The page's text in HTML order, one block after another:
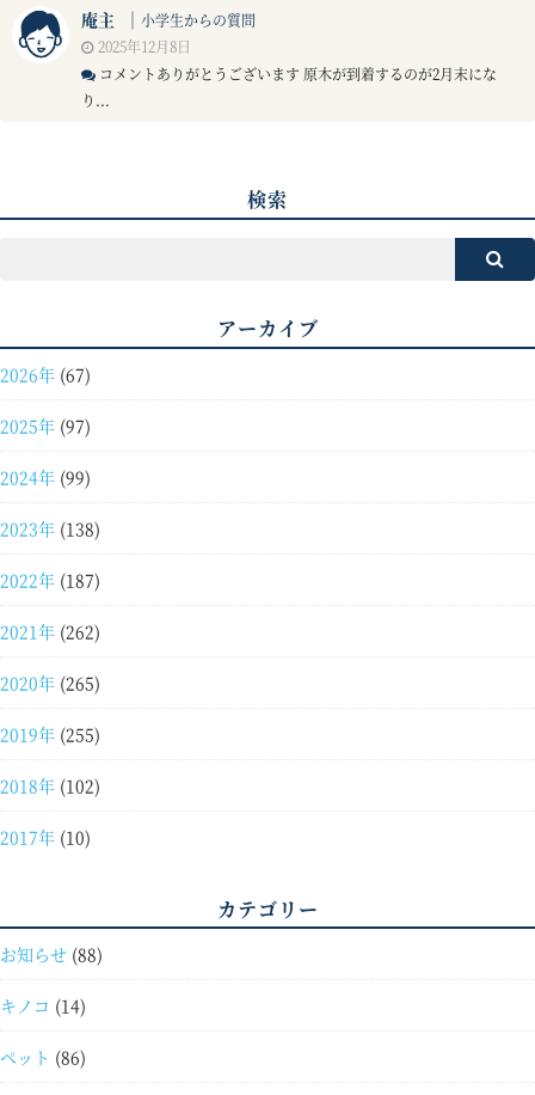
庵主 ｜ 小学生からの質問
2025年12月8日
コメントありがとうございます 原木が到着するのが2月末にな
り...
検索
アーカイブ
2026年 (67)
2025年 (97)
2024年 (99)
2023年 (138)
2022年 (187)
2021年 (262)
2020年 (265)
2019年 (255)
2018年 (102)
2017年 (10)
カテゴリー
お知らせ (88)
キノコ (14)
ペット (86)